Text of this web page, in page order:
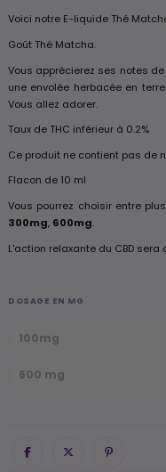
Voici notre E-liquide Thé Matcha
Goût Thé Matcha.
Vous apprécierez ses notes
une envolée herbacée en
Vous allez adorer.
Taux de THC inférieur à 0.2%
Ce produit ne contient pas de
Flacon de 10 ml
Vous pourrez choisir entre
300mg, 600mg.
L'action relaxante du CBD
DOSAGE EN MG
100mg
600 mg